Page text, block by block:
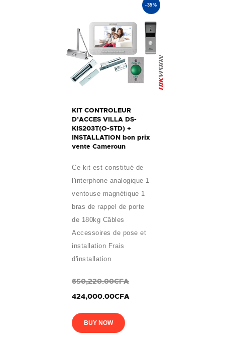
-35%
KIT CONTROLEUR
D’ACCES VILLA DS-
KIS203T(O-STD) +
INSTALLATION bon prix
vente Cameroun
Ce kit est constitué de
l'interphone analogique 1
ventouse magnétique 1
bras de rappel de porte
de 180kg Câbles
Accessoires de pose et
installation Frais
d'installation
650,220.00CFA
424,000.00CFA
BUY NOW